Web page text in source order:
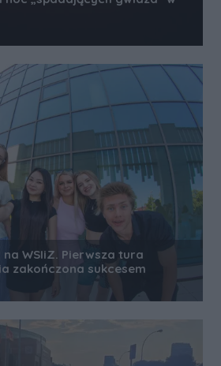
WSIiZ. Pierwsza tura
zakończona sukcesem